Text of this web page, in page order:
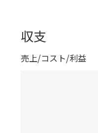
収支
売上/コスト/利益